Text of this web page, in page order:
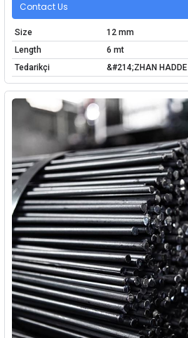
Contact Us
Size
12 mm
Length
6 mt
Tedarikçi
&#214;ZHAN HADDE